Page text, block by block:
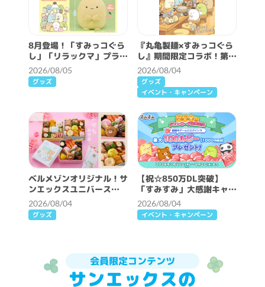
8月登場！「すみっコぐら
し」「リラックマ」プライ
ズ☆
2026/08/05
グッズ
『丸亀製麺×すみっコぐら
し』期間限定コラボ！第2
弾スタート！
2026/08/04
グッズ
イベント・キャンペーン
ベルメゾンオリジナル！サ
ンエックスユニバース
2027年おせち
2026/08/04
グッズ
【祝☆850万DL突破】
「すみすみ」大感謝キャン
ペーン開催♪
2026/08/04
イベント・キャンペーン
会員限定コンテンツ
サンエックスの